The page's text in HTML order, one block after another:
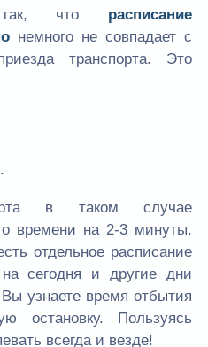
так, что расписание
немного не совпадает с
транспорта. Это
в таком случае
времени на 2-3 минуты.
отдельное расписание
сегодня и другие дни
узнаете время отбытия
остановку. Пользуясь
всегда и везде!